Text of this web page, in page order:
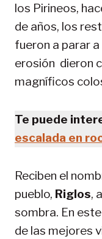
los Pirineos,
de años, los
fueron a parar
erosión dieron
magníficos
Te puede
escalada en
Reciben el
pueblo, Riglos,
sombra. En
de las mejores